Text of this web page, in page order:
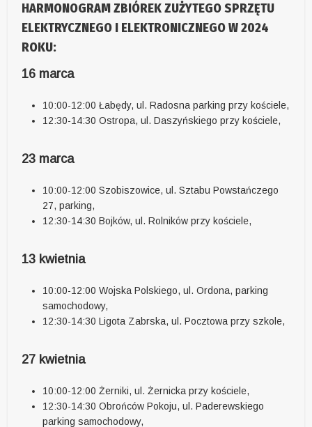
HARMONOGRAM ZBIÓREK ZUŻYTEGO SPRZĘTU
ELEKTRYCZNEGO I ELEKTRONICZNEGO W 2024
ROKU:
16 marca
10:00-12:00 Łabędy, ul. Radosna parking przy kościele,
12:30-14:30 Ostropa, ul. Daszyńskiego przy kościele,
23 marca
10:00-12:00 Szobiszowice, ul. Sztabu Powstańczego
27, parking,
12:30-14:30 Bojków, ul. Rolników przy kościele,
13 kwietnia
10:00-12:00 Wojska Polskiego, ul. Ordona, parking
samochodowy,
12:30-14:30 Ligota Zabrska, ul. Pocztowa przy szkole,
27 kwietnia
10:00-12:00 Żerniki, ul. Żernicka przy kościele,
12:30-14:30 Obrońców Pokoju, ul. Paderewskiego
parking samochodowy,